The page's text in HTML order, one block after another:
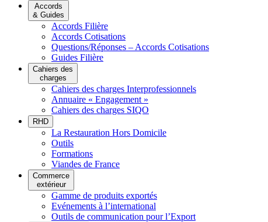
Accords
& Guides
Accords Filière
Accords Cotisations
Questions/Réponses – Accords Cotisations
Guides Filière
Cahiers des
charges
Cahiers des charges Interprofessionnels
Annuaire « Engagement »
Cahiers des charges SIQO
RHD
La Restauration Hors Domicile
Outils
Formations
Viandes de France
Commerce
extérieur
Gamme de produits exportés
Evénements à l’international
Outils de communication pour l’Export